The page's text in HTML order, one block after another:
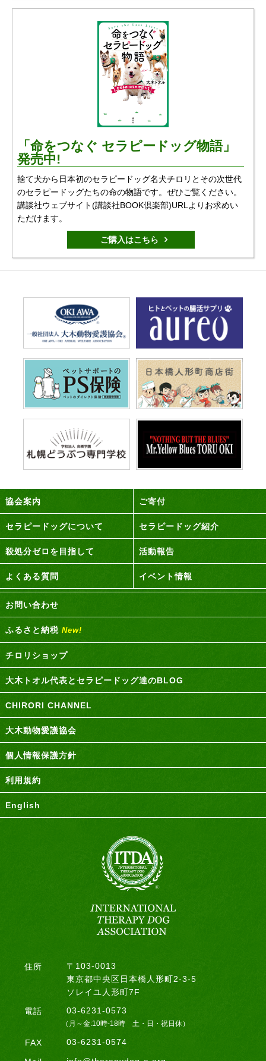
「命をつなぐ セラピードッグ物語」
発売中!
捨て犬から日本初のセラピードッグ名犬チロリとその次世代
のセラピードッグたちの命の物語です。ぜひご覧ください。
講談社ウェブサイト(講談社BOOK倶楽部)URLよりお求めい
ただけます。
ご購入はこちら
協会案内 ご寄付
セラピードッグについて セラピードッグ紹介
殺処分ゼロを目指して 活動報告
よくある質問 イベント情報
お問い合わせ
ふるさと納税 New!
チロリショップ
大木トオル代表とセラピードッグ達のBLOG
CHIRORI CHANNEL
大木動物愛護協会
個人情報保護方針
利用規約
English
住所
〒103-0013
東京都中央区日本橋人形町2-3-5
ソレイユ人形町7F
電話
03-6231-0573
（月～金:10時-18時 土・日・祝日休）
FAX 03-6231-0574